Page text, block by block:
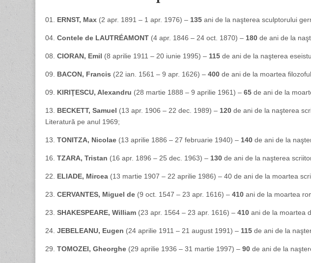
01. ERNST, Max (2 apr. 1891 – 1 apr. 1976) – 135 ani de la naşterea sculptorului
04. Contele de LAUTRÉAMONT (4 apr. 1846 – 24 oct. 1870) – 180 de ani de la
08. CIORAN, Emil (8 aprilie 1911 – 20 iunie 1995) – 115 de ani de la naşterea
09. BACON, Francis (22 ian. 1561 – 9 apr. 1626) – 400 de ani de la moartea
09. KIRIŢESCU, Alexandru (28 martie 1888 – 9 aprilie 1961) – 65 de ani de la
13. BECKETT, Samuel (13 apr. 1906 – 22 dec. 1989) – 120 de ani de la naşterea
Literatură pe anul 1969;
13. TONITZA, Nicolae (13 aprilie 1886 – 27 februarie 1940) – 140 de ani de la
16. TZARA, Tristan (16 apr. 1896 – 25 dec. 1963) – 130 de ani de la naşterea
22. ELIADE, Mircea (13 martie 1907 – 22 aprilie 1986) – 40 de ani de la moartea
23. CERVANTES, Miguel de (9 oct. 1547 – 23 apr. 1616) – 410 ani de la moartea
23. SHAKESPEARE, William (23 apr. 1564 – 23 apr. 1616) – 410 ani de la moartea
24. JEBELEANU, Eugen (24 aprilie 1911 – 21 august 1991) – 115 de ani de la
29. TOMOZEI, Gheorghe (29 aprilie 1936 – 31 martie 1997) – 90 de ani de la